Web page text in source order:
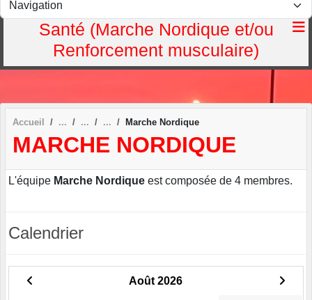
Santé (Marche Nordique et/ou
Renforcement musculaire)
Accueil Marche Nordique
MARCHE NORDIQUE
L'équipe Marche Nordique est composée de 4 membres.
Calendrier
Août 2026